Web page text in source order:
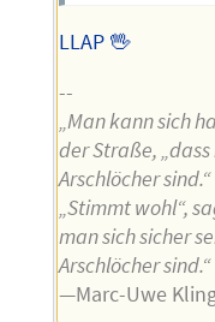
LLAP 🖖
--
„Man kann sich
der Straße,
Arschlöcher sind.“
„Stimmt wohl“,
man sich sicher
Arschlöcher sind.“
—Marc-Uwe